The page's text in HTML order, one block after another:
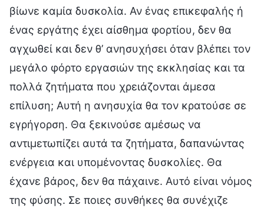
βίωνε καμία δυσκολία. Αν ένας επικεφαλής ή
ένας εργάτης έχει αίσθημα φορτίου, δεν θα
αγχωθεί και δεν θ’ ανησυχήσει όταν βλέπει τον
μεγάλο φόρτο εργασιών της εκκλησίας και τα
πολλά ζητήματα που χρειάζονται άμεσα
επίλυση; Αυτή η ανησυχία θα τον κρατούσε σε
εγρήγορση. Θα ξεκινούσε αμέσως να
αντιμετωπίζει αυτά τα ζητήματα, δαπανώντας
ενέργεια και υπομένοντας δυσκολίες. Θα
έχανε βάρος, δεν θα πάχαινε. Αυτό είναι νόμος
της φύσης. Σε ποιες συνθήκες θα συνέχιζε